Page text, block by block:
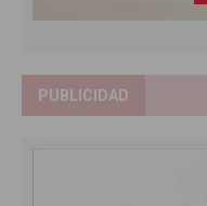
PUBLICIDAD